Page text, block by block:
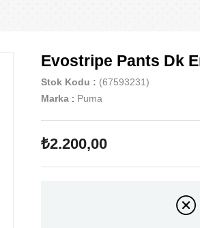
Evostripe Pants Dk
Stok Kodu
(67593231)
Marka : Puma
₺2.200,00